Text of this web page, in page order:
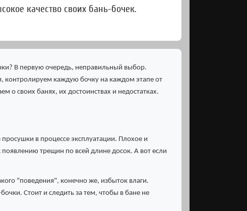
качество своих бань-бочек.
В первую очередь, неправильный выбор.
контролируем каждую бочку на каждом этапе от
о своих банях, их достоинствах и недостатках.
в процессе эксплуатации. Плохое и
трещин по всей длине досок. А вот если
"поведения", конечно же, избыток влаги.
Стоит и следить за тем, чтобы в бане не